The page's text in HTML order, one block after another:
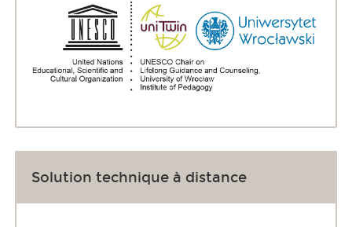
Solution technique à distance